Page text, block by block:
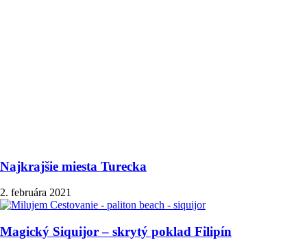
Najkrajšie miesta Turecka
2. februára 2021
Magický Siquijor – skrytý poklad Filipín